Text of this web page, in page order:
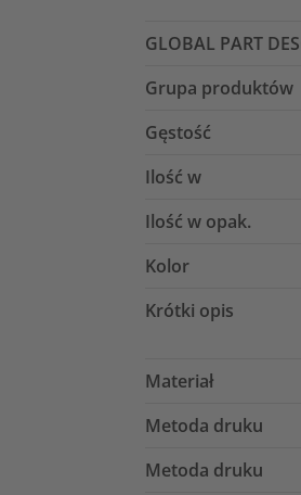
GLOBAL PART
Grupa produktów
Gęstość
Ilość w
Ilość w opak.
Kolor
Krótki opis
Materiał
Metoda druku
Metoda druku